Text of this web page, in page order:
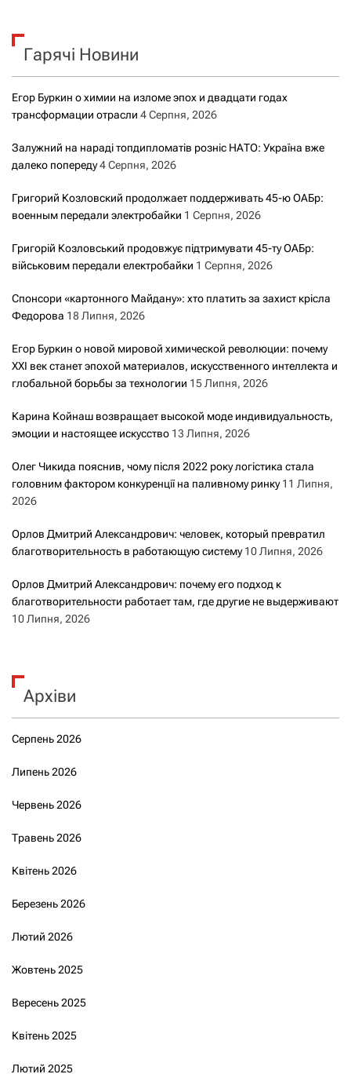
к
Гарячі Новини
Егор Буркин о химии на изломе эпох и двадцати годах
трансформации отрасли 4 Серпня, 2026
Залужний на нараді топдипломатів розніс НАТО: Україна вже
далеко попереду4 Серпня, 2026
Григорий Козловский продолжает поддерживать 45-ю ОАБр:
военным передали электробайки 1 Серпня, 2026
Григорій Козловський продовжує підтримувати 45-ту ОАБр:
військовим передали електробайки 1 Серпня, 2026
Спонсори «картонного Майдану»: хто платить за захист крісла
Федорова 18 Липня, 2026
Егор Буркин о новой мировой химической революции: почему
XXI век станет эпохой материалов, искусственного интеллекта и
глобальной борьбы за технологии 15 Липня, 2026
Карина Койнаш возвращает высокой моде индивидуальность,
эмоции и настоящее искусство 13 Липня, 2026
Олег Чикида пояснив, чому після 2022 року логістика стала
головним фактором конкуренції на паливному ринку 11 Липня,
2026
Орлов Дмитрий Александрович: человек, который превратил
благотворительность в работающую систему 10 Липня, 2026
Орлов Дмитрий Александрович: почему его подход к
благотворительности работает там, где другие не выдерживают
10 Липня, 2026
Архіви
Серпень 2026
Липень 2026
Червень 2026
Травень 2026
Квітень 2026
Березень 2026
Лютий 2026
Жовтень 2025
Вересень 2025
Квітень 2025
Лютий 2025